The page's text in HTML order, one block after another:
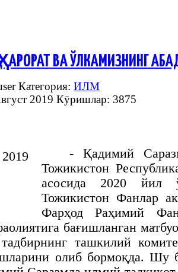
ВА ЎЛКАМИЗНИНГ
Категория: ИЛМ
2019 Кӯришлар: 3875
- Қадимий
Тожикистон
асосида 2020 йил
Тожикистон Фанлар
Фарҳод Раҳимий
бағишланган
ташкилий
олиб бормоқда. Шу